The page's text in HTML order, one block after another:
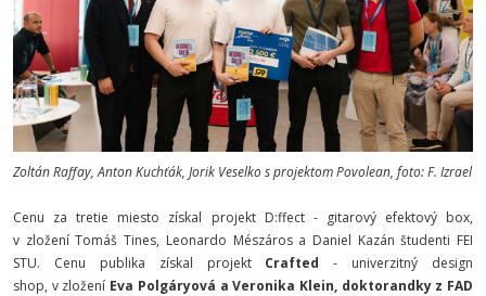
Zoltán Raffay, Anton Kuchťák, Jorik Veselko s projektom Povolean, foto: F. Izrael
Cenu za tretie miesto získal projekt D:ffect - gitarový efektový box,
v zložení Tomáš Tines, Leonardo Mészáros a Daniel Kazán študenti FEI
STU. Cenu publika získal projekt Crafted - univerzitný design
shop, v zložení Eva Polgáryová a Veronika Klein, doktorandky z FAD